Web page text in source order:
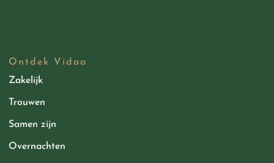
Ontdek Vidaa
Zakelijk
Trouwen
Samen zijn
Overnachten